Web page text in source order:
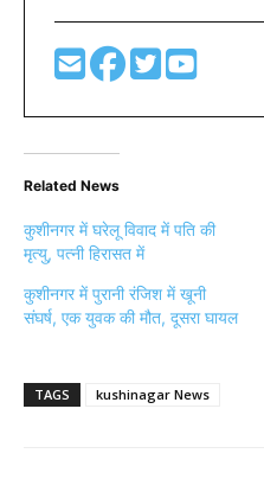
Related News
कुशीनगर में घरेलू विवाद में पति की
मृत्यु, पत्नी हिरासत में
कुशीनगर में पुरानी रंजिश में खूनी
संघर्ष, एक युवक की मौत, दूसरा घायल
TAGS kushinagar News